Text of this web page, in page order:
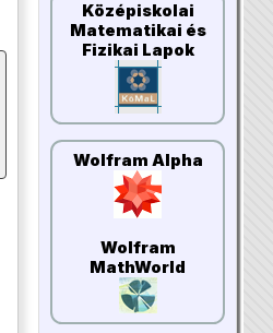
Középiskolai
Matematikai és
Fizikai Lapok
Wolfram Alpha
Wolfram
MathWorld